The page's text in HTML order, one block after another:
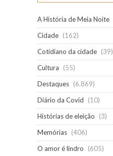
A História de Meia Noite
Cidade (162)
Cotidiano da cidade (39)
Cultura
(55)
Destaques (6.869)
Diário da Covid
(10)
Histórias de eleição
(3)
Memórias (406)
O amor é lindro
(605)